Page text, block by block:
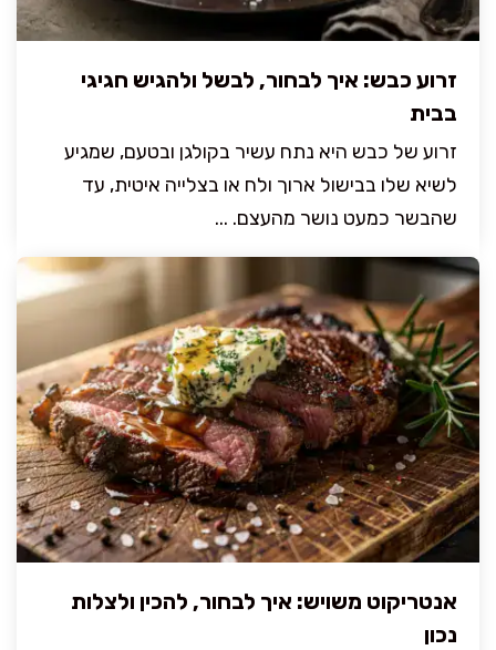
זרוע כבש: איך לבחור, לבשל ולהגיש חגיגי
בבית
זרוע של כבש היא נתח עשיר בקולגן ובטעם, שמגיע
לשיא שלו בבישול ארוך ולח או בצלייה איטית, עד
שהבשר כמעט נושר מהעצם. ...
אנטריקוט משויש: איך לבחור, להכין ולצלות
נכון